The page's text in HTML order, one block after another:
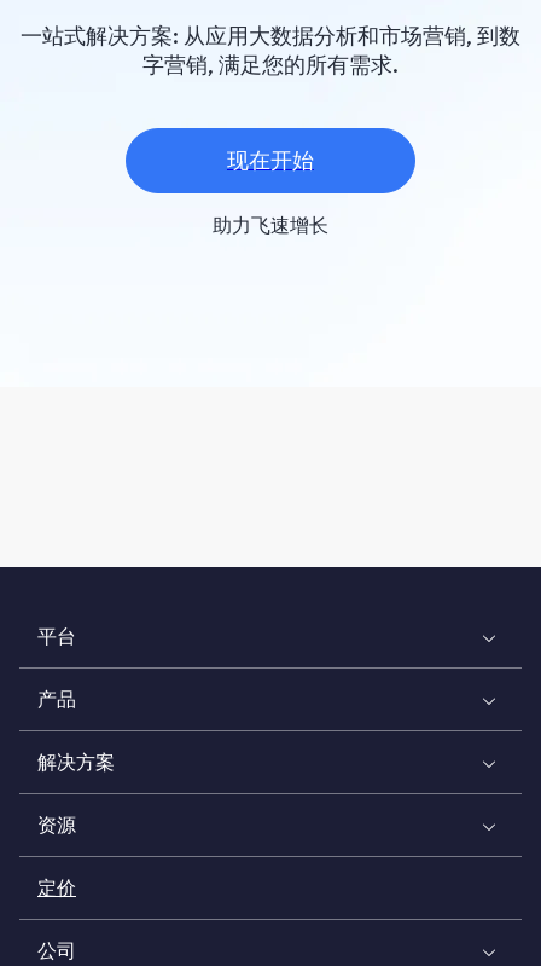
一站式解决方案: 从应用大数据分析和市场营销, 到数
字营销, 满足您的所有需求.
现在开始
助力飞速增长
平台
产品
解决方案
资源
定价
公司